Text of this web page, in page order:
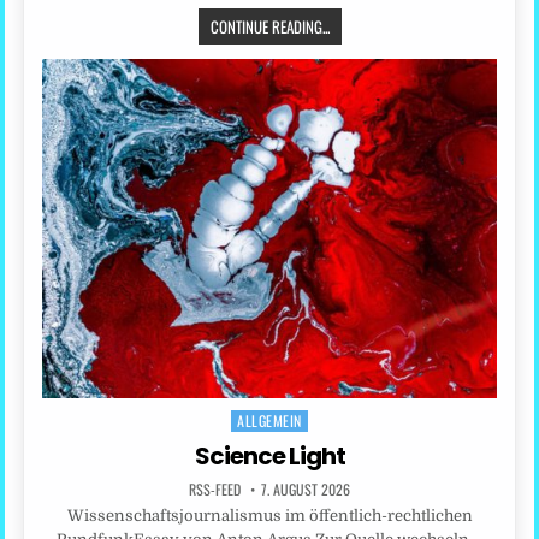
CONTINUE READING...
Posted
ALLGEMEIN
Science Light
RSS-FEED 7. AUGUST 2026
Wissenschaftsjournalismus im öffentlich-rechtlichen